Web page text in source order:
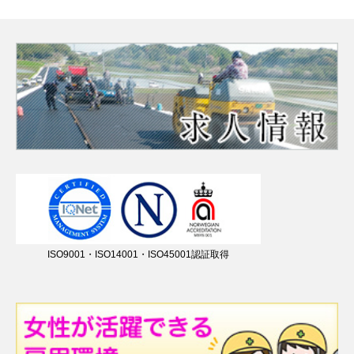
ISO9001・ISO14001・ISO45001認証取得